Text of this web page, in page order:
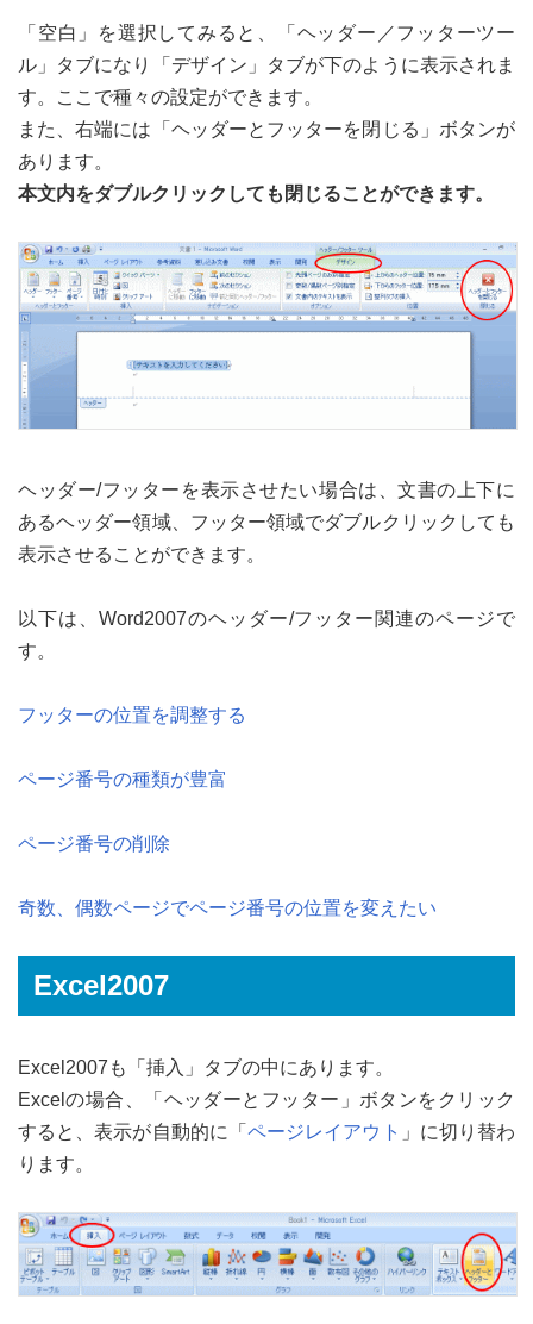
「空白」を選択してみると、「ヘッダー／フッターツー
ル」タブになり「デザイン」タブが下のように表示されま
す。ここで種々の設定ができます。
また、右端には「ヘッダーとフッターを閉じる」ボタンが
あります。
本文内をダブルクリックしても閉じることができます。
ヘッダー/フッターを表示させたい場合は、文書の上下に
あるヘッダー領域、フッター領域でダブルクリックしても
表示させることができます。
以下は、Word2007のヘッダー/フッター関連のページで
す。
フッターの位置を調整する
ページ番号の種類が豊富
ページ番号の削除
奇数、偶数ページでページ番号の位置を変えたい
Excel2007
Excel2007も「挿入」タブの中にあります。
Excelの場合、「ヘッダーとフッター」ボタンをクリック
すると、表示が自動的に「 ページレイアウト 」に切り替わ
ります。